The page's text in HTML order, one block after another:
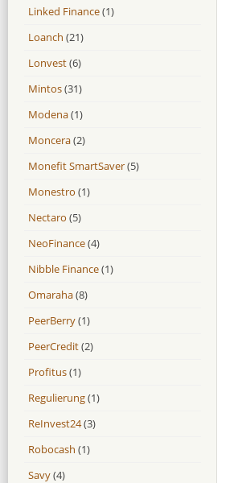
Linked Finance(1)
Loanch (21)
Lonvest(6)
Mintos(31)
Modena(1)
Moncera(2)
Monefit SmartSaver(5)
Monestro (1)
Nectaro (5)
NeoFinance(4)
Nibble Finance(1)
Omaraha(8)
PeerBerry(1)
PeerCredit(2)
Profitus(1)
Regulierung(1)
ReInvest24(3)
Robocash (1)
Savy(4)